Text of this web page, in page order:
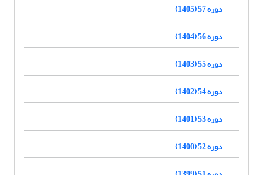
دوره 57 (1405)
دوره 56 (1404)
دوره 55 (1403)
دوره 54 (1402)
دوره 53 (1401)
دوره 52 (1400)